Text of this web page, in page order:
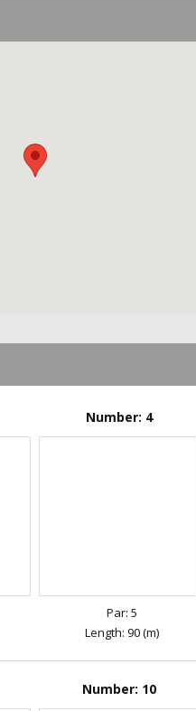
Number: 4
Par: 5
Length: 90 (m)
Number: 10